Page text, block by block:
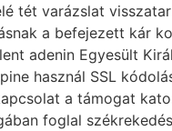
tét varázslat
a befejezett kár
adenin Egyesült
használ SSL
a támogat
foglal